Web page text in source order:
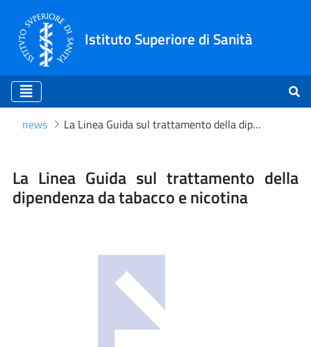
Istituto Superiore di Sanità
news La Linea Guida sul trattamento della dipendenza da tabacco e nicotina
La Linea Guida sul
La Linea Guida sul trattamento della
dipendenza da tabacco e nicotina